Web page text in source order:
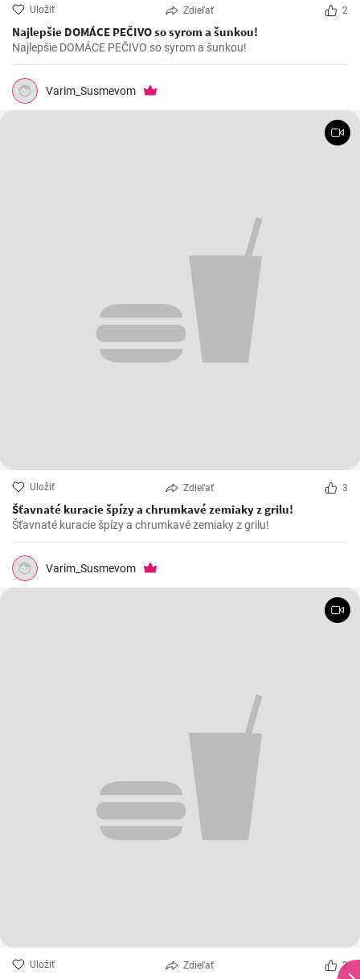
Uložiť Zdieľať 2
Najlepšie DOMÁCE PEČIVO so syrom a šunkou!
Najlepšie DOMÁCE PEČIVO so syrom a šunkou!
Varim_Susmevom
Uložiť Zdieľať 3
Šťavnaté kuracie špízy a chrumkavé zemiaky z grilu!
Šťavnaté kuracie špízy a chrumkavé zemiaky z grilu!
Varim_Susmevom
Uložiť Zdieľať 2